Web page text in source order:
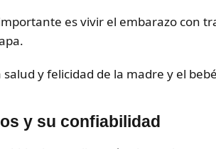
es vivir el embarazo con
y felicidad de la madre y el
y su confiabilidad